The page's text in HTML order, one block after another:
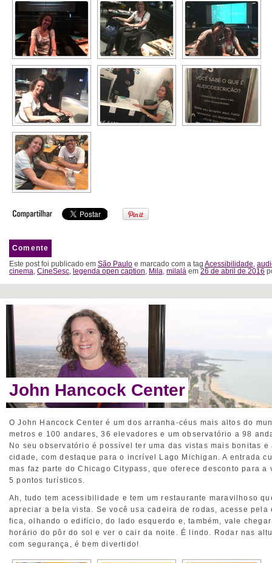
Comente
Este post foi publicado em São Paulo e marcado com a tag Acessibilidade,
cinema, CineSesc, legenda open caption, Mila, milalá em 26 de abril de 2016
John Hancock Center
O John Hancock Center é um dos arranha-céus mais altos do
metros e 100 andares, 36 elevadores e um observatório a 98
No seu observatório é possível ter uma das vistas mais bonitas e
cidade, com destaque para o incrível Lago Michigan. A entrada
mas faz parte do Chicago Citypass, que oferece desconto para a
5 pontos turísticos.
Ah, tudo tem acessibilidade e tem um restaurante maravilhoso
apreciar a bela vista. Se você usa cadeira de rodas, acesse pela
fica, olhando o edifício, do lado esquerdo e, também, vale
horário do pôr do sol e ver o cair da noite. É lindo. Rodar nas
com segurança, é bem divertido!